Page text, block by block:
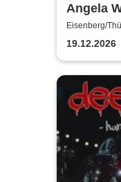
Angela
Eisenberg/
19.12.2026